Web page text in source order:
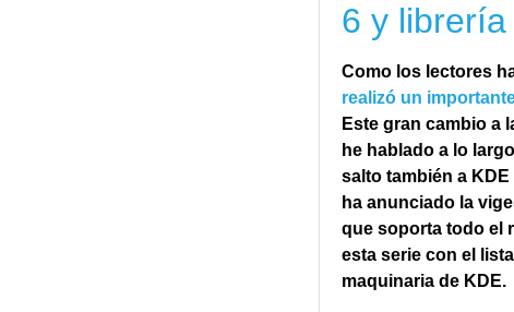
6 y
Como los lectores
realizó un
Este gran cambio a
he hablado a lo
salto también a
ha anunciado la
que soporta todo el
esta serie con el
maquinaria de KDE.